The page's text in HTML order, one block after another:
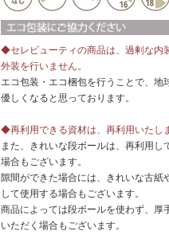
◆セレビューティの商品は、過剰な内
外装を行いません。
エコ包装・エコ梱包を行うことで、地
優しくなると思っております。
◆再利用できる資材は、再利用いたし
また、きれいな段ボールは、再利用し
場合もございます。
隙間ができた場合には、きれいな古紙
して使用する場合もございます。
商品によっては段ボールを使わず、厚
いただく場合もございます。